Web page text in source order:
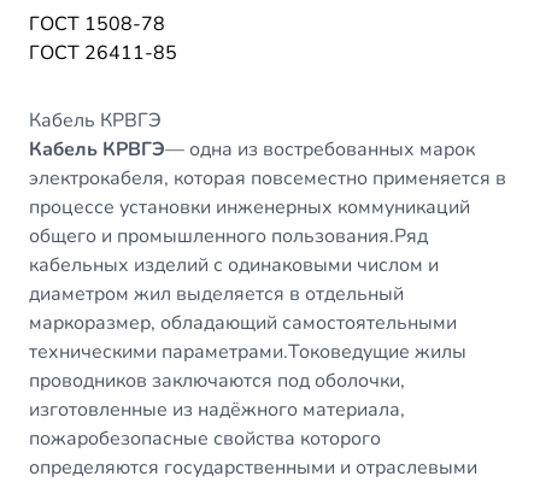
ГОСТ 1508-78
ГОСТ 26411-85
Кабель КРВГЭ
Кабель КРВГЭ— одна из востребованных марок
электрокабеля, которая повсеместно применяется в
процессе установки инженерных коммуникаций
общего и промышленного пользования.Ряд
кабельных изделий с одинаковыми числом и
диаметром жил выделяется в отдельный
маркоразмер, обладающий самостоятельными
техническими параметрами.Токоведущие жилы
проводников заключаются под оболочки,
изготовленные из надёжного материала,
пожаробезопасные свойства которого
определяются государственными и отраслевыми